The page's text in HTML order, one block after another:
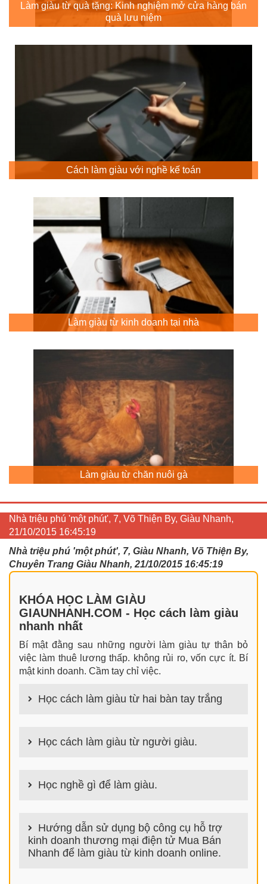
Làm giàu từ quà tặng: Kinh nghiệm mở cửa hàng bán
quà lưu niệm
Cách làm giàu với nghề kế toán
Làm giàu từ kinh doanh tại nhà
Làm giàu từ chăn nuôi gà
Nhà triệu phú 'một phút', 7, Võ Thiện By, Giàu Nhanh,
21/10/2015 16:45:19
Nhà triệu phú 'một phút', 7, Giàu Nhanh, Võ Thiện By,
Chuyên Trang Giàu Nhanh, 21/10/2015 16:45:19
KHÓA HỌC LÀM GIÀU
GIAUNHANH.COM - Học cách làm giàu
nhanh nhất
Bí mật đằng sau những người làm giàu tự thân bỏ
việc làm thuê lương thấp. không rủi ro, vốn cực ít. Bí
mật kinh doanh. Cầm tay chỉ việc.
Học cách làm giàu từ hai bàn tay trắng
nhưng hiệu quả bất ngờ. Bạn có thể thành công ngay
cả khi không có gì trong tay.
Học cách làm giàu từ người giàu.
làm giàu từ người giàu. Bạn sẽ có được góc nhìn đa
chiều khi đi sâu vào phân tích cách người giàu làm
Học nghề gì để làm giàu.
nhất hiện nay là gì? Nên học nghề gì để kiếm tiền
hiện nay? Nghề kiếm tiền tại nhà nào đơn giản thu
nhập cao? danh sách 100+ nghề GiauNhanh.com
giúp bạn trả lời chính xác các câu hỏi trên để tìm ra
Hướng dẫn sử dụng bộ công cụ hỗ trợ
kinh doanh thương mại điện tử Mua Bán
Nhanh để làm giàu từ kinh doanh online.